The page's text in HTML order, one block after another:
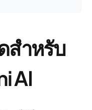
สำหรับ
AI